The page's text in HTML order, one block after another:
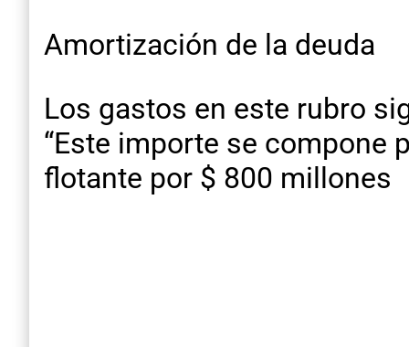
Amortización de la deuda
Los gastos en este rubro
“Este importe se compone
flotante por $ 800 millones